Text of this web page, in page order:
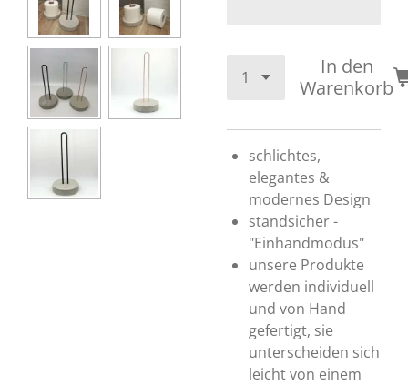
In den
Warenkorb
schlichtes,
elegantes &
modernes Design
standsicher -
"Einhandmodus"
unsere Produkte
werden individuell
und von Hand
gefertigt, sie
unterscheiden sich
leicht von einem